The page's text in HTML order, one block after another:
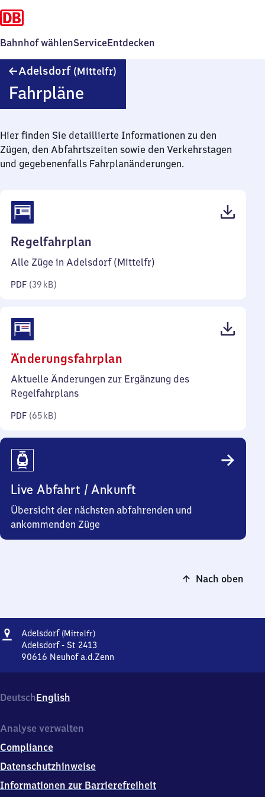
Bahnhof wählenServiceEntdecken
Adelsdorf (Mittelfr)
Fahrpläne
Hier finden Sie detaillierte Informationen zu den
Zügen, den Abfahrtszeiten sowie den Verkehrstagen
und gegebenenfalls Fahrplanänderungen.
Regelfahrplan
39
Alle Züge in Adelsdorf (Mittelfr)
PDF (39 kB)
Änderungsfahrplan
65
Aktuelle Änderungen zur Ergänzung des
Regelfahrplans
PDF (65 kB)
Live Abfahrt / Ankunft
Übersicht der nächsten abfahrenden und
ankommenden Züge
Nach oben
Adresse
Adelsdorf (Mittelfr)Adelsdorf
(Mittelfranken)
Adelsdorf - St 2413
90616 Neuhof a.d.Zenn
Adelsdorf
-
2413,
0
6
6
DeutschEnglish
Analyse verwalten
Compliance
Datenschutzhinweise
Informationen zur Barrierefreiheit